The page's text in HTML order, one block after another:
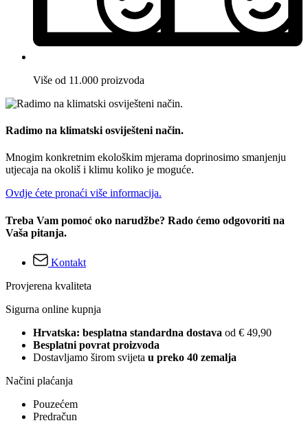
Više od 11.000 proizvoda
Radimo na klimatski osviješteni način.
Mnogim konkretnim ekološkim mjerama doprinosimo smanjenju
utjecaja na okoliš i klimu koliko je moguće.
Ovdje ćete pronaći više informacija.
Treba Vam pomoć oko narudžbe? Rado ćemo odgovoriti na
Vaša pitanja.
Kontakt
Provjerena kvaliteta
Sigurna online kupnja
Hrvatska: besplatna standardna dostava od € 49,90
Besplatni povrat proizvoda
Dostavljamo širom svijeta u preko 40 zemalja
Načini plaćanja
Pouzećem
Predračun